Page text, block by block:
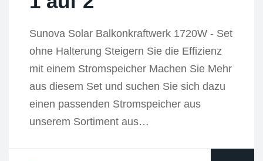
Sunova Solar Balkonkraftwerk 1720W - Set
ohne Halterung Steigern Sie die Effizienz
mit einem Stromspeicher Machen Sie Mehr
aus diesem Set und suchen Sie sich dazu
einen passenden Stromspeicher aus
unserem Sortiment aus…